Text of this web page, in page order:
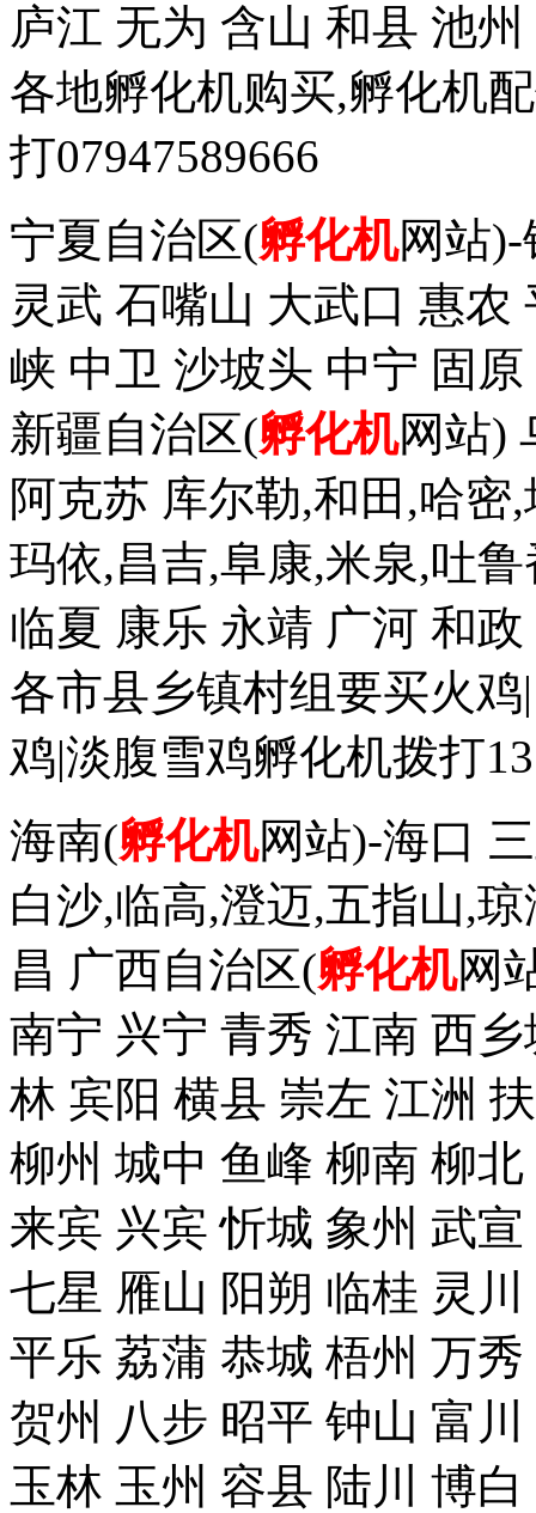
庐江 无为 含山 和县 池
各地孵化机购买,孵化机
打07947589666
宁夏自治区(孵化机网站)-
灵武 石嘴山 大武口 惠农
峡 中卫 沙坡头 中宁 固
新疆自治区(孵化机网站)
阿克苏 库尔勒,和田,哈密
玛依,昌吉,阜康,米泉,吐
临夏 康乐 永靖 广河 和
各市县乡镇村组要买火
鸡|淡腹雪鸡孵化机拨打
海南(孵化机网站)-海口
白沙,临高,澄迈,五指山,
昌 广西自治区(孵化机网
南宁 兴宁 青秀 江南 西
林 宾阳 横县 崇左 江洲
柳州 城中 鱼峰 柳南 柳
来宾 兴宾 忻城 象州 武
七星 雁山 阳朔 临桂 灵
平乐 荔蒲 恭城 梧州 万
贺州 八步 昭平 钟山 富
玉林 玉州 容县 陆川 博